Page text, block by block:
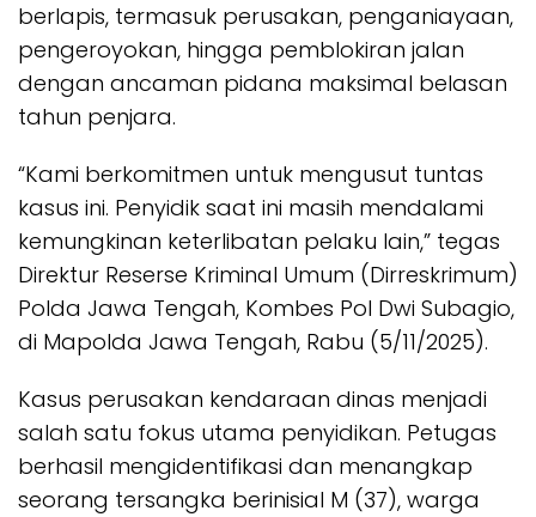
berlapis, termasuk perusakan, penganiayaan,
pengeroyokan, hingga pemblokiran jalan
dengan ancaman pidana maksimal belasan
tahun penjara.
“Kami berkomitmen untuk mengusut tuntas
kasus ini. Penyidik saat ini masih mendalami
kemungkinan keterlibatan pelaku lain,” tegas
Direktur Reserse Kriminal Umum (Dirreskrimum)
Polda Jawa Tengah, Kombes Pol Dwi Subagio,
di Mapolda Jawa Tengah, Rabu (5/11/2025).
Kasus perusakan kendaraan dinas menjadi
salah satu fokus utama penyidikan. Petugas
berhasil mengidentifikasi dan menangkap
seorang tersangka berinisial M (37), warga